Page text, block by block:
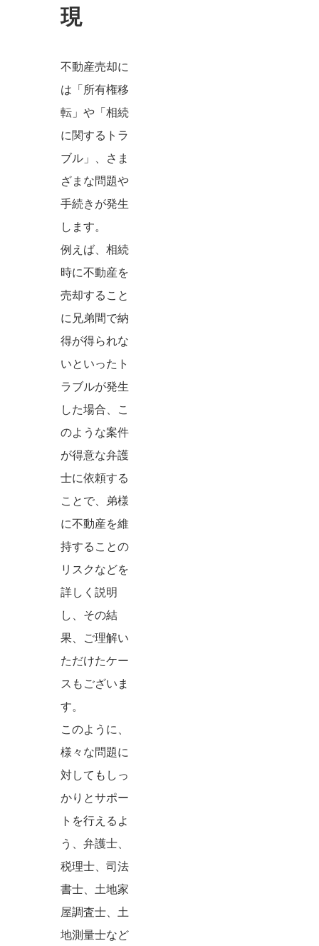
現
不動産売却に
は「所有権移
転」や「相続
に関するトラ
ブル」、さま
ざまな問題や
手続きが発生
します。
例えば、相続
時に不動産を
売却すること
に兄弟間で納
得が得られな
いといったト
ラブルが発生
した場合、こ
のような案件
が得意な弁護
士に依頼する
ことで、弟様
に不動産を維
持することの
リスクなどを
詳しく説明
し、その結
果、ご理解い
ただけたケー
スもございま
す。
このように、
様々な問題に
対してもしっ
かりとサポー
トを行えるよ
う、弁護士、
税理士、司法
書士、土地家
屋調査士、土
地測量士など